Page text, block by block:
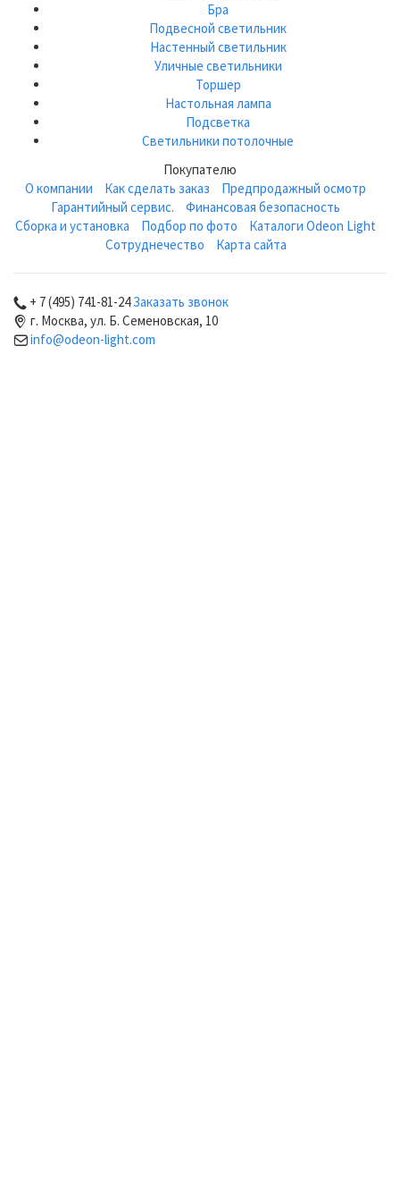
Бра
Подвесной светильник
Настенный светильник
Уличные светильники
Торшер
Настольная лампа
Подсветка
Светильники потолочные
Покупателю
О компании
Как сделать заказ
Предпродажный осмотр
Гарантийный сервис.
Финансовая безопасность
Сборка и установка
Подбор по фото
Каталоги Odeon Light
Сотруднечество
Карта сайта
+ 7 (495) 741-81-24Заказать звонок
г. Москва, ул. Б. Семеновская, 10
info@odeon-light.com